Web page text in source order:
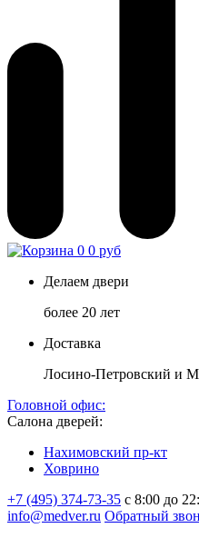
0 0 руб
Делаем двери
более 20 лет
Доставка
Лосино-Петровский и
Головной офис:
Салона дверей:
Нахимовский пр-кт
Ховрино
+7 (495) 374-73-35 с 8:00 до
info@medver.ru Обратный